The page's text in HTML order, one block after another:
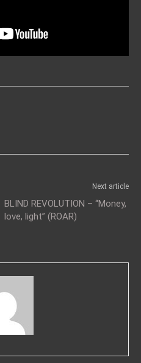
Next article
BLIND REVOLUTION – “Money,
love, light” (ROAR)